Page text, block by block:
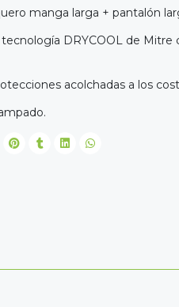
manga larga + pantalón
DRYCOOL de Mitre
acolchadas a los